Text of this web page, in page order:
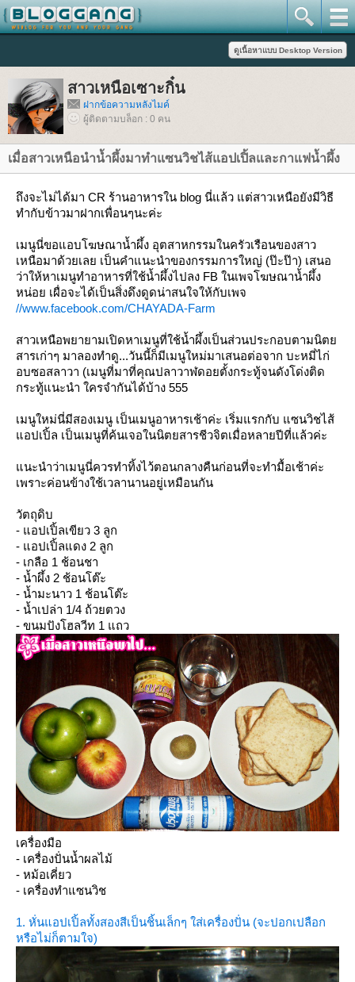
สาวเหนือเซาะกิ๋น
ฝากข้อความหลังไมค์
ผู้ติดตามบล็อก : 0 คน
เมื่อสาวเหนือนำน้ำผึ้งมาทำแซนวิชไส้แอปเปิ้ลและกาแฟน้ำผึ้ง
ถึงจะไม่ได้มา CR ร้านอาหารใน blog นี่แล้ว แต่สาวเหนือยังมีวิธี
ทำกับข้าวมาฝากเพื่อนๆนะค่ะ
เมนูนี่ขอแอบโฆษณาน้ำผึ้ง อุตสาหกรรมในครัวเรือนของสาว
เหนือมาด้วยเลย เป็นคำแนะนำของกรรมการใหญ่ (ป๊ะป๊า) เสนอ
ว่าให้หาเมนูทำอาหารที่ใช้น้ำผึ้งไปลง FB ในเพจโฆษณาน้ำผึ้ง
หน่อย เผื่อจะได้เป็นสิ่งดึงดูดน่าสนใจให้กับเพจ
//www.facebook.com/CHAYADA-Farm
สาวเหนือพยายามเปิดหาเมนูที่ใช้น้ำผึ้งเป็นส่วนประกอบตามนิต
สารเก่าๆ มาลองทำดู...วันนี้ก็มีเมนูใหม่มาเสนอต่อจาก บะหมี่ไก่
อบซอสลาวา (เมนูที่มาที่คุณปลาวาฬดอยตั้งกระทู้จนดังโด่งติด
กระทู้แนะนำ ใครจำกันได้บ้าง 555
เมนูใหม่นี่มีสองเมนู เป็นเมนูอาหารเช้าค่ะ เริ่มแรกกับ แซนวิชไส้
อปเปิ้ล เป็นเมนูที่ค้นเจอในนิตยสารชีวจิตเมื่อหลายปีที่แล้วค่ะ
นะนำว่าเมนูนี่ควรทำทิ้งไว้ตอนกลางคืนก่อนที่จะทำมื้อเช้าค่ะ
เพราะค่อนข้างใช้เวลานานอยู่เหมือนกัน
วัตถุดิบ
- แอปเปิ้ลเขียว 3 ลูก
- แอปเปิ้ลแดง 2 ลูก
- เกลือ 1 ช้อนชา
- น้ำผึ้ง 2 ช้อนโต๊ะ
- น้ำมะนาว 1 ช้อนโต๊ะ
- น้ำเปล่า 1/4 ถ้วยตวง
- ขนมปังโฮลวีท 1 แถว
เครื่องมือ
- เครื่องปั่นน้ำผลไม้
- หม้อเคี่ยว
- เครื่องทำแซนวิช
1. หั่นแอปเปิ้ลทั้งสองสีเป็นชิ้นเล็กๆ ใส่เครื่องปั่น (จะปอกเปลือก
หรือไม่ก็ตามใจ)